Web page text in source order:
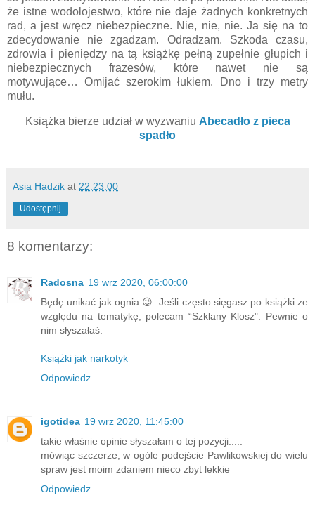
że istne wodolojestwo, które nie daje żadnych konkretnych
rad, a jest wręcz niebezpieczne. Nie, nie, nie. Ja się na to
zdecydowanie nie zgadzam. Odradzam. Szkoda czasu,
zdrowia i pieniędzy na tą książkę pełną zupełnie głupich i
niebezpiecznych frazesów, które nawet nie są
motywujące… Omijać szerokim łukiem. Dno i trzy metry
mułu.
Książka bierze udział w wyzwaniu Abecadło z pieca
spadło
Asia Hadzik at 22:23:00
Udostępnij
8 komentarzy:
Radosna 19 wrz 2020, 06:00:00
Będę unikać jak ognia 😉. Jeśli często sięgasz po książki ze
względu na tematykę, polecam “Szklany Klosz". Pewnie o
nim słyszałaś.
Książki jak narkotyk
Odpowiedz
igotidea 19 wrz 2020, 11:45:00
takie właśnie opinie słyszałam o tej pozycji.....
mówiąc szczerze, w ogóle podejście Pawlikowskiej do wielu
spraw jest moim zdaniem nieco zbyt lekkie
Odpowiedz